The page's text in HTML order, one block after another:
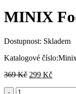
MINIX
Dostupnost: Skladem
Katalogové číslo:
369Kč Původní
299 KčAktuální